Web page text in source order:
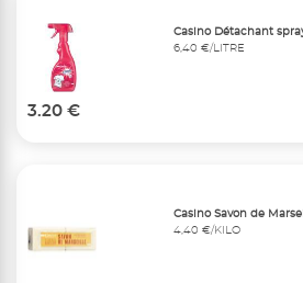
Casino Détachant
6,40 €/LITRE
3.20 €
Casino Savon de
4,40 €/KILO